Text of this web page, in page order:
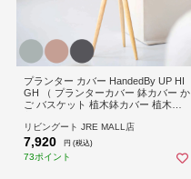
プランター カバー HandedBy UP HI
GH （ プランターカバー 鉢カバー か
ご バスケット 植木鉢カバー 植木鉢
メイド ポットカバー 花台 植物 花 観
葉花台 小物入れ インテリア エコ ）
【copperblush】
リビングート JRE MALL店
7,920 円 (税込)
73ポイント